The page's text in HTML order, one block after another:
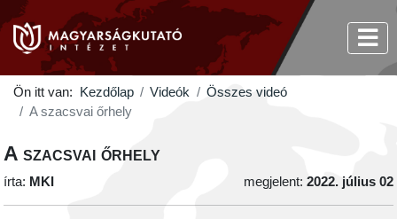
Ön itt van: Kezdőlap Videók
Összes videó
A szacsvai őrhely
A szacsvai őrhely
írta: MKI megjelent: 2022. július 02